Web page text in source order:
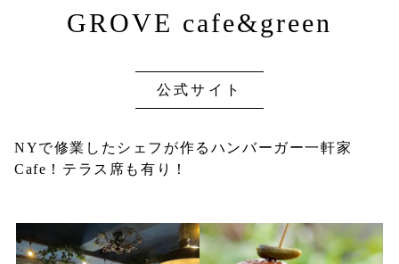
GROVE cafe&green
公式サイト
NYで修業したシェフが作るハンバーガー一軒家
Cafe！テラス席も有り！